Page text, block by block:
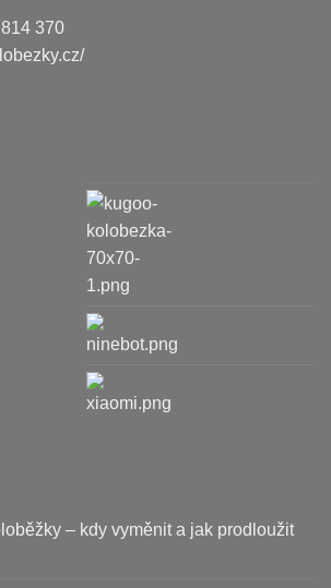
370
– kdy vyměnit a jak prodloužit